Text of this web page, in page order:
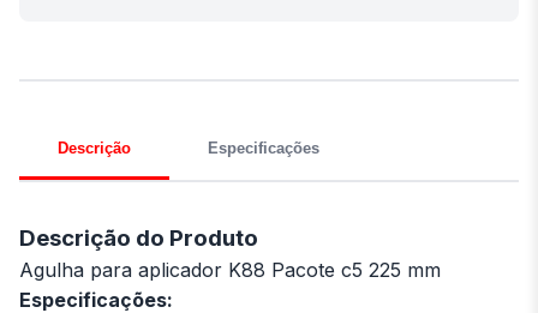
Descrição Especificações
Descrição do Produto
Agulha para aplicador K88 Pacote c5 225 mm
Especificações: